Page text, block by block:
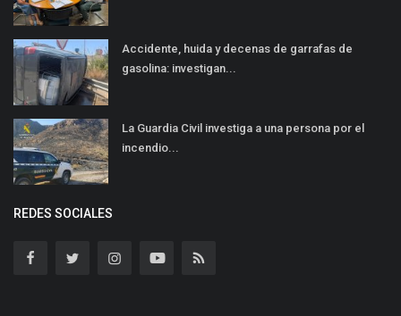
Accidente, huida y decenas de garrafas de
gasolina: investigan...
La Guardia Civil investiga a una persona por el
incendio...
REDES SOCIALES